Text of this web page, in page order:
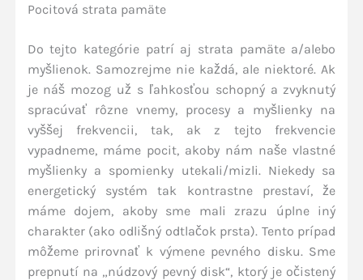
Pocitová strata pamäte
Do tejto kategórie patrí aj strata pamäte a/alebo
myšlienok. Samozrejme nie každá, ale niektoré. Ak
je náš mozog už s ľahkosťou schopný a zvyknutý
spracúvať rôzne vnemy, procesy a myšlienky na
vyššej frekvencii, tak, ak z tejto frekvencie
vypadneme, máme pocit, akoby nám naše vlastné
myšlienky a spomienky utekali/mizli. Niekedy sa
energetický systém tak kontrastne prestaví, že
máme dojem, akoby sme mali zrazu úplne iný
charakter (ako odlišný odtlačok prsta). Tento prípad
môžeme prirovnať k výmene pevného disku. Sme
prepnutí na „núdzový pevný disk“, ktorý je očistený